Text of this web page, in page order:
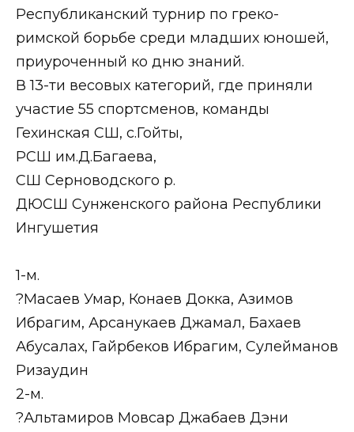
Республиканский турнир по греко-
римской борьбе среди младших юношей,
приуроченный ко дню знаний.
В 13-ти весовых категорий, где приняли
участие 55 спортсменов, команды
Гехинская СШ, с.Гойты,
РСШ им.Д.Багаева,
СШ Серноводского р.
ДЮСШ Сунженского района Республики
Ингушетия
1-м.
?Масаев Умар, Конаев Докка, Азимов
Ибрагим, Арсанукаев Джамал, Бахаев
Абусалах, Гайрбеков Ибрагим, Сулейманов
Ризаудин
2-м.
?Альтамиров Мовсар Джабаев Дэни